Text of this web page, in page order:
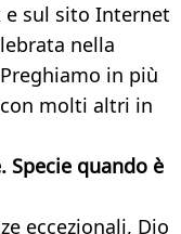
e sul sito Internet
nella
in più
molti altri in
Specie quando è
eccezionali, Dio